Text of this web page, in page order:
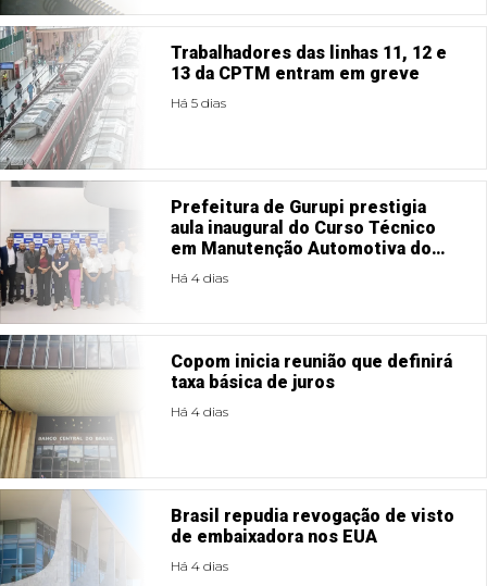
Trabalhadores das linhas 11, 12 e
13 da CPTM entram em greve
Há 5 dias
Prefeitura de Gurupi prestigia
aula inaugural do Curso Técnico
em Manutenção Automotiva do
SENAI
Há 4 dias
Copom inicia reunião que definirá
taxa básica de juros
Há 4 dias
Brasil repudia revogação de visto
de embaixadora nos EUA
Há 4 dias